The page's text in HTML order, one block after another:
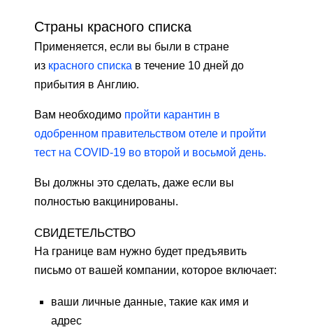
Страны красного списка
Применяется, если вы были в стране
из красного списка в течение 10 дней до
прибытия в Англию.
Вам необходимо пройти карантин в
одобренном правительством отеле и пройти
тест на COVID-19 во второй и восьмой день.
Вы должны это сделать, даже если вы
полностью вакцинированы.
СВИДЕТЕЛЬСТВО
На границе вам нужно будет предъявить
письмо от вашей компании, которое включает:
ваши личные данные, такие как имя и
адрес